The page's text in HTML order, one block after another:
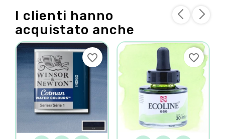
I clienti hanno
acquistato anche
favorite_border favorite_border